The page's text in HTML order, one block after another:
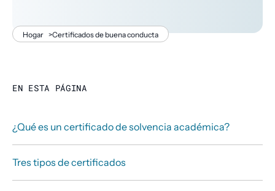
Migaja
pan
Hogar >Certificados de buena conducta
EN ESTA PÁGINA
¿Qué es un certificado de solvencia académica?
Tres tipos de certificados